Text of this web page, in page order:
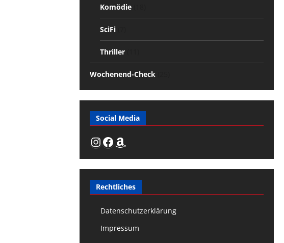
Komödie(18)
SciFi(7)
Thriller(11)
Wochenend-Check(25)
Social Media
Instagram
Facebook
Amazon
Rechtliches
Datenschutzerklärung
Impressum